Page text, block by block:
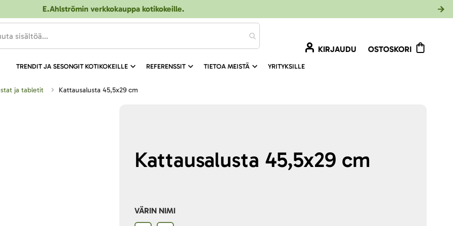
E.Ahlströmin verkkokauppa kotikokeille.
KIRJAUDU
OSTOSKORI
TRENDIT JA SESONGIT KOTIKOKEILLE REFERENSSIT TIETOA MEISTÄ YRITYKSILLE
ja tabletit Kattausalusta 45,5x29 cm
Kattausalusta 45,5x29 cm
VÄRIN NIMI